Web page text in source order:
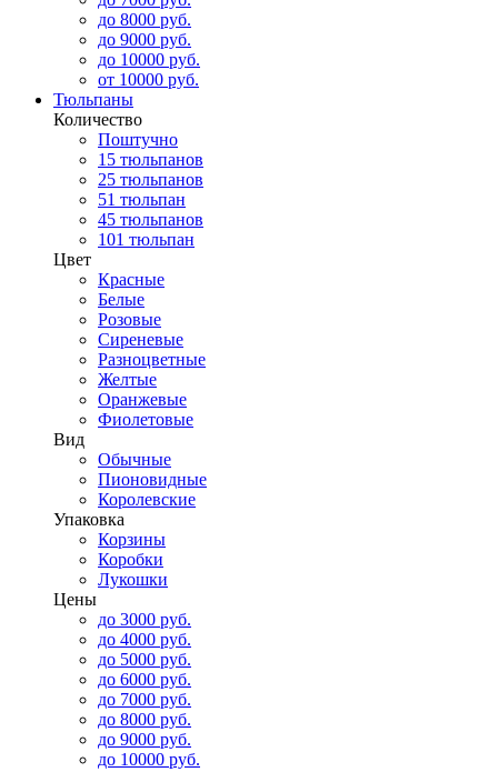
до 8000 руб.
до 9000 руб.
до 10000 руб.
от 10000 руб.
Тюльпаны
Количество
Поштучно
15 тюльпанов
25 тюльпанов
51 тюльпан
45 тюльпанов
101 тюльпан
Цвет
Красные
Белые
Розовые
Сиреневые
Разноцветные
Желтые
Оранжевые
Фиолетовые
Вид
Обычные
Пионовидные
Королевские
Упаковка
Корзины
Коробки
Лукошки
Цены
до 3000 руб.
до 4000 руб.
до 5000 руб.
до 6000 руб.
до 7000 руб.
до 8000 руб.
до 9000 руб.
до 10000 руб.